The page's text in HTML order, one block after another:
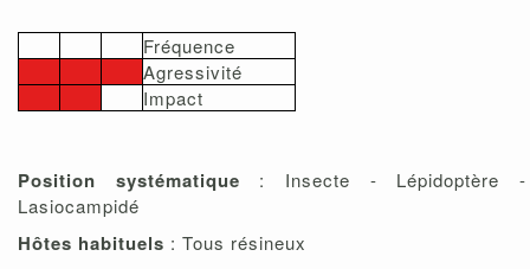
Fréquence
Agressivité
Impact
Position systématique : Insecte - Lépidoptère -
Lasiocampidé
Hôtes habituels : Tous résineux